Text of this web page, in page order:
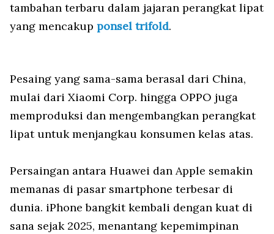
tambahan terbaru dalam jajaran perangkat lipat
yang mencakup ponsel trifold.
Pesaing yang sama-sama berasal dari China,
mulai dari Xiaomi Corp. hingga OPPO juga
memproduksi dan mengembangkan perangkat
lipat untuk menjangkau konsumen kelas atas.
Persaingan antara Huawei dan Apple semakin
memanas di pasar smartphone terbesar di
dunia. iPhone bangkit kembali dengan kuat di
sana sejak 2025, menantang kepemimpinan